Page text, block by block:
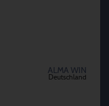
ALMA WIN
Deutschland